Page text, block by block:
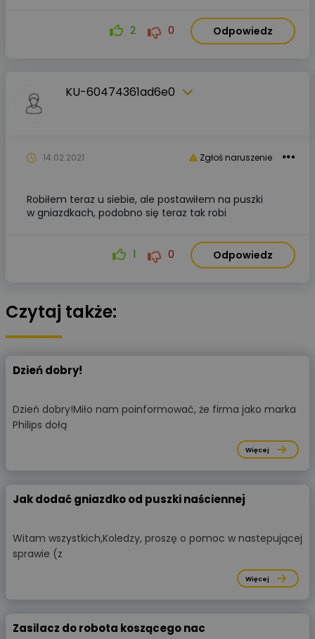
2 0 Odpowiedz
KU-60474361ad6e0
Zgłoś naruszenie
14.02.2021
Robiłem teraz u siebie, ale postawiłem na puszki
w gniazdkach, podobno się teraz tak robi
1 0 Odpowiedz
Czytaj także:
Dzień dobry!
Dzień dobry!Miło nam poinformować, że firma jako marka
Philips dołą
Więcej
Jak dodać gniazdko od puszki naściennej
Witam wszystkich,Koledzy, proszę o pomoc w nastepującej
sprawie (z
Więcej
Zasilacz do robota koszącego nac